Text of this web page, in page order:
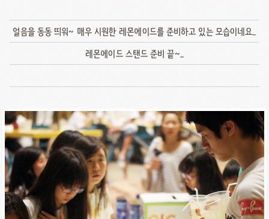
얼음을 동동 띄워~ 매우 시원한 레몬에이드를 준비하고 있는 모습이네요..
레몬에이드 스탠드 준비 끝~..